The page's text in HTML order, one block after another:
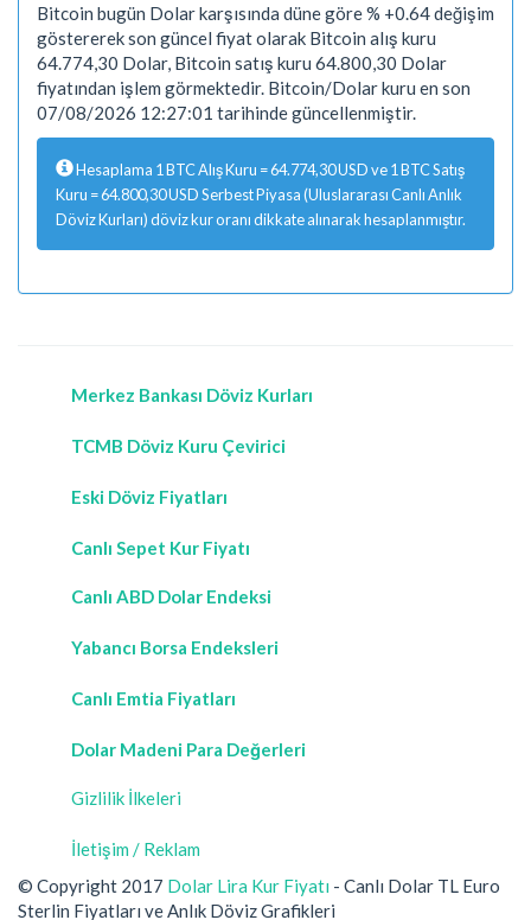
Bitcoin bugün Dolar karşısında düne göre % +0.64 değişim
göstererek son güncel fiyat olarak Bitcoin alış kuru
64.774,30 Dolar, Bitcoin satış kuru 64.800,30 Dolar
fiyatından işlem görmektedir. Bitcoin/Dolar kuru en son
07/08/2026 12:27:01 tarihinde güncellenmiştir.
Hesaplama 1 BTC Alış Kuru = 64.774,30 USD ve 1 BTC Satış
Kuru = 64.800,30 USD Serbest Piyasa (Uluslararası Canlı Anlık
Döviz Kurları) döviz kur oranı dikkate alınarak hesaplanmıştır.
Merkez Bankası Döviz Kurları
TCMB Döviz Kuru Çevirici
Eski Döviz Fiyatları
Canlı Sepet Kur Fiyatı
Canlı ABD Dolar Endeksi
Yabancı Borsa Endeksleri
Canlı Emtia Fiyatları
Dolar Madeni Para Değerleri
Gizlilik İlkeleri
İletişim / Reklam
© Copyright 2017 Dolar Lira Kur Fiyatı - Canlı Dolar TL Euro
Sterlin Fiyatları ve Anlık Döviz Grafikleri